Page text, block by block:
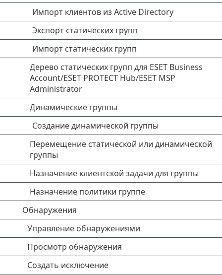
Импорт клиентов из Active Directory
Экспорт статических групп
Импорт статических групп
Дерево статических групп для ESET Business
Account/ESET PROTECT Hub/ESET MSP
Administrator
Динамические группы
Создание динамической группы
Перемещение статической или динамической
группы
Назначение клиентской задачи для группы
Назначение политики группе
Обнаружения
Управление обнаружениями
Просмотр обнаружения
Создать исключение